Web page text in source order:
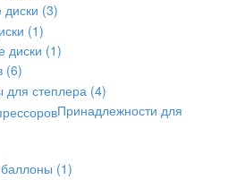
(3)
(1)
диски (1)
(6)
для степлера (4)
Принадлежности для
(1)